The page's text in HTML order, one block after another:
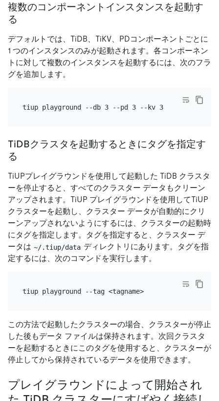
複数のコンポーネントインスタンスを起動す
る
デフォルトでは、TiDB、TiKV、PDコンポーネントごとに
1 つのインスタンスのみが起動されます。各コンポーネン
トに対して複数のインスタンスを起動するには、次のフラ
グを追加します。
tiup playground --db 3 --pd 3 --kv 3
TiDBクラスタを起動するときにタグを指定す
る
TiUPプレイグラウンドを使用して起動した TiDB クラスタ
ーを停止すると、すべてのクラスター データもクリーン
アップされます。TiUP プレイグラウンドを使用してTiUP
クラスターを起動し、クラスター データが自動的にクリ
ーンアップされないようにするには、クラスターの起動時
にタグを指定します。タグを指定すると、クラスター デ
ータは ~/.tiup/data ディレクトリにあります。タグを指
定するには、次のコマンドを実行します。
tiup playground --tag <tagname>
この方法で起動したクラスターの場合、クラスターが停止
した後もデータ ファイルは保持されます。次回クラスタ
ーを起動するときにこのタグを使用すると、クラスターが
停止してから保持されているデータを使用できます。
プレイグラウンドによって開始され